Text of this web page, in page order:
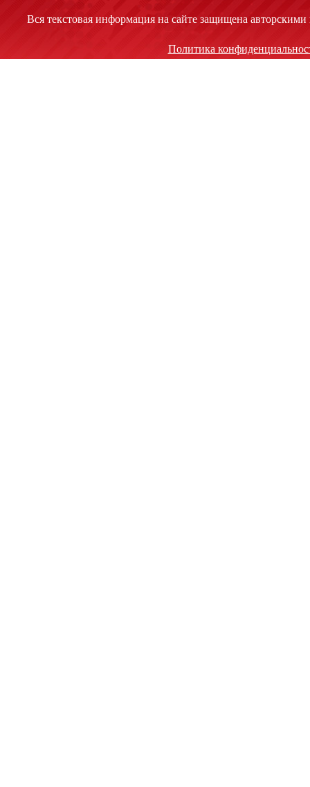
Вся текстовая информация на сайте защищена
Политика